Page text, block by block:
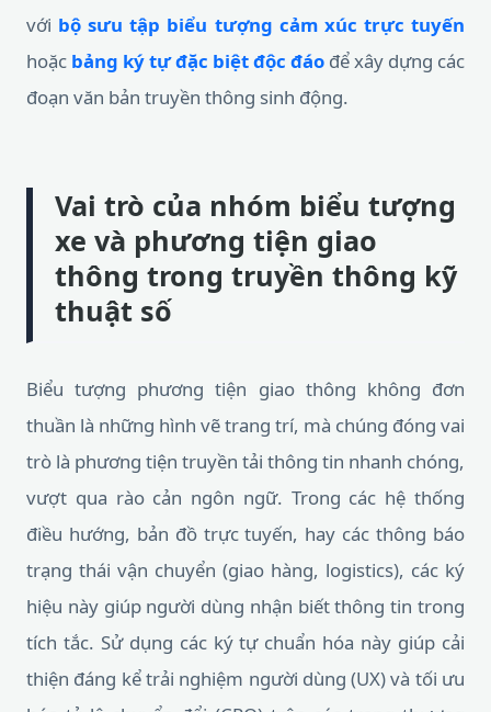
với bộ sưu tập biểu tượng cảm xúc trực tuyến
hoặc bảng ký tự đặc biệt độc đáo để xây dựng các
đoạn văn bản truyền thông sinh động.
Vai trò của nhóm biểu tượng
xe và phương tiện giao
thông trong truyền thông kỹ
thuật số
Biểu tượng phương tiện giao thông không đơn
thuần là những hình vẽ trang trí, mà chúng đóng vai
trò là phương tiện truyền tải thông tin nhanh chóng,
vượt qua rào cản ngôn ngữ. Trong các hệ thống
điều hướng, bản đồ trực tuyến, hay các thông báo
trạng thái vận chuyển (giao hàng, logistics), các ký
hiệu này giúp người dùng nhận biết thông tin trong
tích tắc. Sử dụng các ký tự chuẩn hóa này giúp cải
thiện đáng kể trải nghiệm người dùng (UX) và tối ưu